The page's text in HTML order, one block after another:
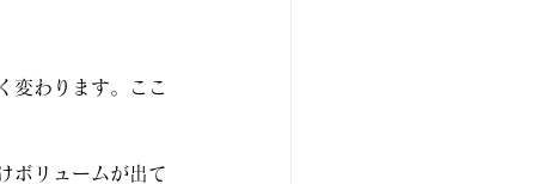
変わります。ここ
ボリュームが出て